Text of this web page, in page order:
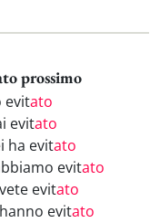
prossimo
evitato
evitato
ha evitato
evitato
evitato
evitato